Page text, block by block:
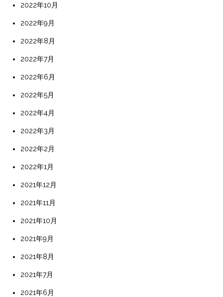
2022年10月
2022年9月
2022年8月
2022年7月
2022年6月
2022年5月
2022年4月
2022年3月
2022年2月
2022年1月
2021年12月
2021年11月
2021年10月
2021年9月
2021年8月
2021年7月
2021年6月